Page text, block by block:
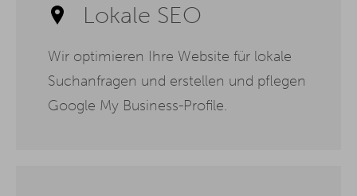
Lokale SEO
Wir optimieren Ihre Website für lokale
Suchanfragen und erstellen und pflegen
Google My Business-Profile.